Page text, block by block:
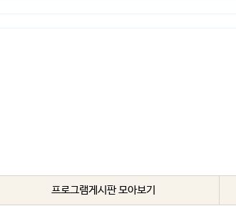
프로그램게시판 모아보기